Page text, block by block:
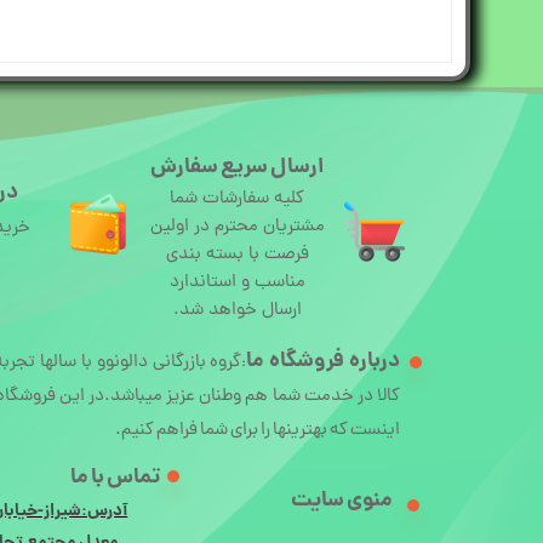
ارسال سریع سفارش
کلیه سفارشات شما
مشتریان محترم در اولین
فرصت با بسته بندی
مناسب و استاندارد
ارسال خواهد شد.
درباره فروشگاه ما:گروه بازرگانی دالونوو با سالها
کالا در خدمت شما هم وطنان عزیز میباشد.در این
اینست که بهترینها را برای شما فراهم کنیم.
منوی سایت
تماس با ما
آدرس:شیراز-